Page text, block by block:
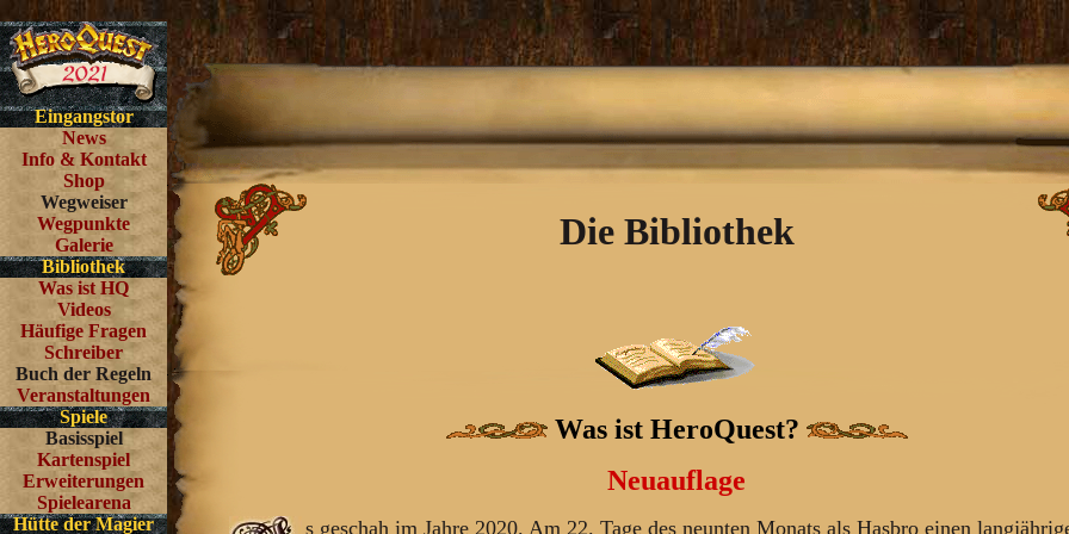
Eingangstor
News
Info & Kontakt
Shop
Wegweiser
Wegpunkte
Galerie
Bibliothek
Was ist HQ
Videos
Häufige Fragen
Schreiber
Buch der Regeln
Veranstaltungen
Spiele
Basisspiel
Kartenspiel
Erweiterungen
Spielearena
Hütte der Magier
Die Bibliothek
Was ist HeroQuest?
Neuauflage
s geschah im Jahre 2020. Am 22. Tage des neunten Monats als Hasbro einen